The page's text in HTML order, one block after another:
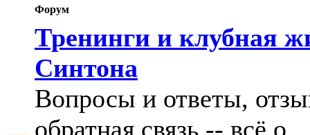
Форум
Тренинги и клубная
Синтона
Вопросы и ответы,
обратная связь -- всё о